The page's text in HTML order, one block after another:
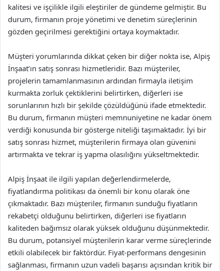
kalitesi ve işçilikle ilgili eleştiriler de gündeme gelmiştir. Bu
durum, firmanın proje yönetimi ve denetim süreçlerinin
gözden geçirilmesi gerektiğini ortaya koymaktadır.
Müşteri yorumlarında dikkat çeken bir diğer nokta ise, Alpiş
İnşaat’ın satış sonrası hizmetleridir. Bazı müşteriler,
projelerin tamamlanmasının ardından firmayla iletişim
kurmakta zorluk çektiklerini belirtirken, diğerleri ise
sorunlarının hızlı bir şekilde çözüldüğünü ifade etmektedir.
Bu durum, firmanın müşteri memnuniyetine ne kadar önem
verdiği konusunda bir gösterge niteliği taşımaktadır. İyi bir
satış sonrası hizmet, müşterilerin firmaya olan güvenini
artırmakta ve tekrar iş yapma olasılığını yükseltmektedir.
Alpiş İnşaat ile ilgili yapılan değerlendirmelerde,
fiyatlandırma politikası da önemli bir konu olarak öne
çıkmaktadır. Bazı müşteriler, firmanın sunduğu fiyatların
rekabetçi olduğunu belirtirken, diğerleri ise fiyatların
kaliteden bağımsız olarak yüksek olduğunu düşünmektedir.
Bu durum, potansiyel müşterilerin karar verme süreçlerinde
etkili olabilecek bir faktördür. Fiyat-performans dengesinin
sağlanması, firmanın uzun vadeli başarısı açısından kritik bir